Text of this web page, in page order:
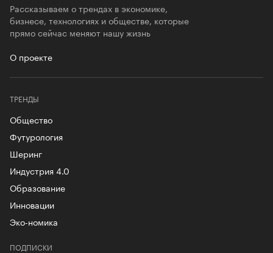
Рассказываем о трендах в экономике,
бизнесе, технологиях и обществе, которые
прямо сейчас меняют нашу жизнь
О проекте
ТРЕНДЫ
Общество
Футурология
Шеринг
Индустрия 4.0
Образование
Инновации
Эко-номика
ПОДПИСКИ